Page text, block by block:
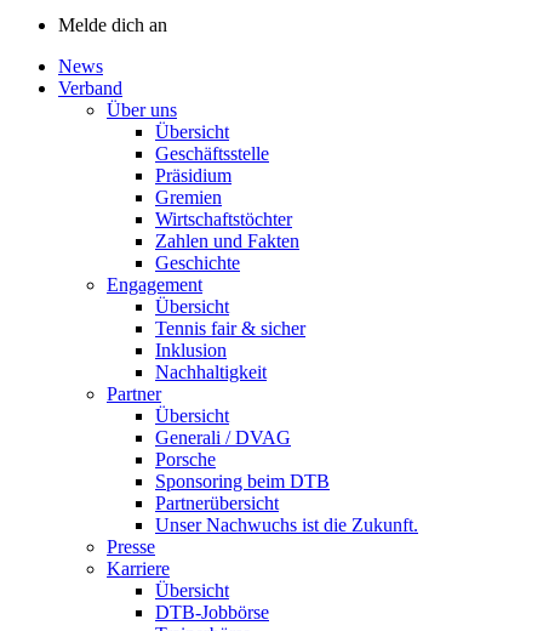
Melde dich an
News
Verband
Über uns
Übersicht
Geschäftsstelle
Präsidium
Gremien
Wirtschaftstöchter
Zahlen und Fakten
Geschichte
Engagement
Übersicht
Tennis fair & sicher
Inklusion
Nachhaltigkeit
Partner
Übersicht
Generali / DVAG
Porsche
Sponsoring beim DTB
Partnerübersicht
Unser Nachwuchs ist die Zukunft.
Presse
Karriere
Übersicht
DTB-Jobbörse